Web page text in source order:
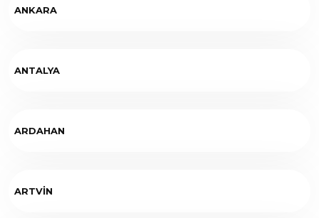
ANKARA
ANTALYA
ARDAHAN
ARTVİN